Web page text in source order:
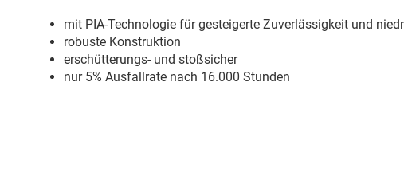
mit PIA-Technologie für gesteigerte Zuverlässigkeit und
robuste Konstruktion
erschütterungs- und stoßsicher
nur 5% Ausfallrate nach 16.000 Stunden